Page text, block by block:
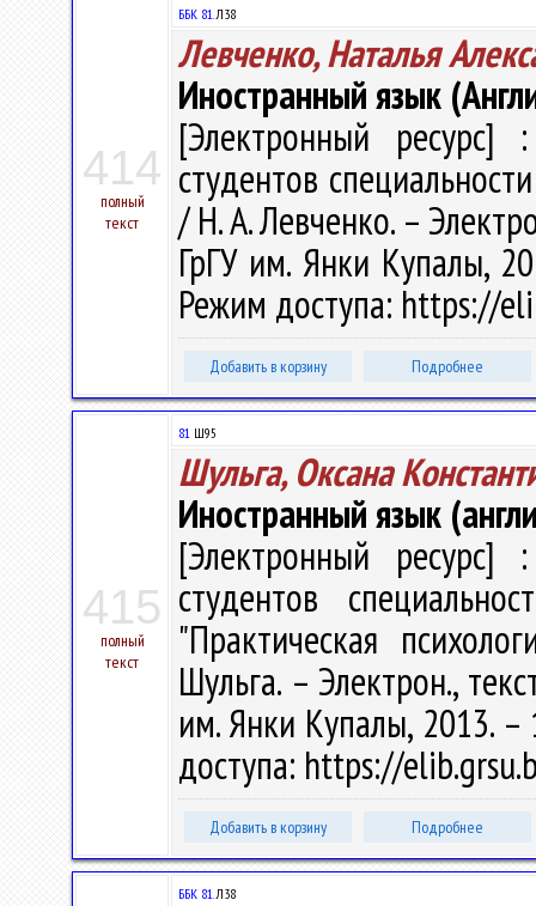
414
полный
текст
ББК 81.Л38
Левченко, Наталья
Иностранный язык
[Электронный ресурс]
студентов
/ Н. А. Левченко. –
ГрГУ им. Янки Купалы,
Режим доступа: https://
Добавить в корзину Подробнее
415
полный
текст
81 Ш95
Шульга, Оксана
Иностранный язык
[Электронный ресурс]
студентов
"Практическая
Шульга. – Электрон.,
им. Янки Купалы, 2013. –
доступа: https://
Добавить в корзину Подробнее
ББК 81.Л38